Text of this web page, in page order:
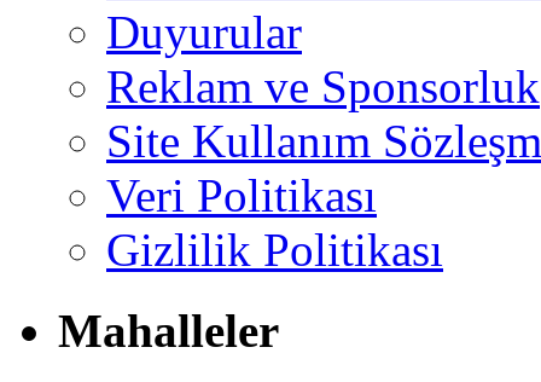
Duyurular
Reklam ve Sponsorluk
Site Kullanım
Veri Politikası
Gizlilik Politikası
Mahalleler